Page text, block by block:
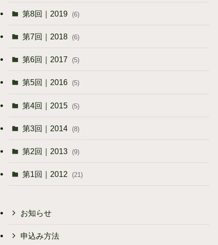
第8回｜2019 (6)
第7回｜2018 (6)
第6回｜2017 (5)
第5回｜2016 (5)
第4回｜2015 (5)
第3回｜2014 (8)
第2回｜2013 (9)
第1回｜2012 (21)
お知らせ
申込み方法